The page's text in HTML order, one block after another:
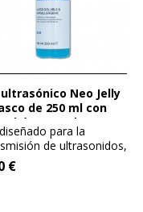
de 250 ml con
vertedor
para la
de ultrasonidos,
utilizarse para...
€